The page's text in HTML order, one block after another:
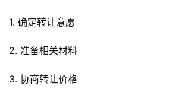
1. 确定转让意愿
2. 准备相关材料
3. 协商转让价格